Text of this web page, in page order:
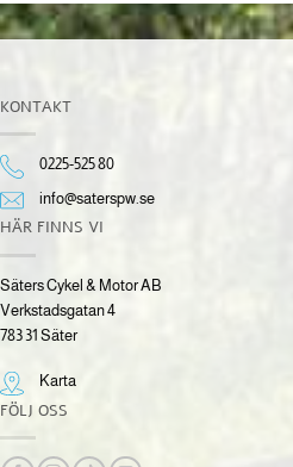
KONTAKT
0225-525 80
info@saterspw.se
HÄR FINNS VI
Säters Cykel & Motor AB
Verkstadsgatan 4
783 31 Säter
Karta
FÖLJ OSS